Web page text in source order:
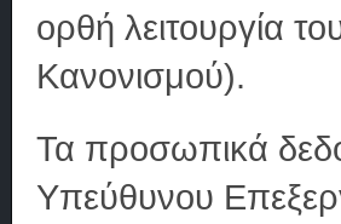
ορθή λειτουργία
Κανονισμού).
Τα προσωπικά
Υπεύθυνου